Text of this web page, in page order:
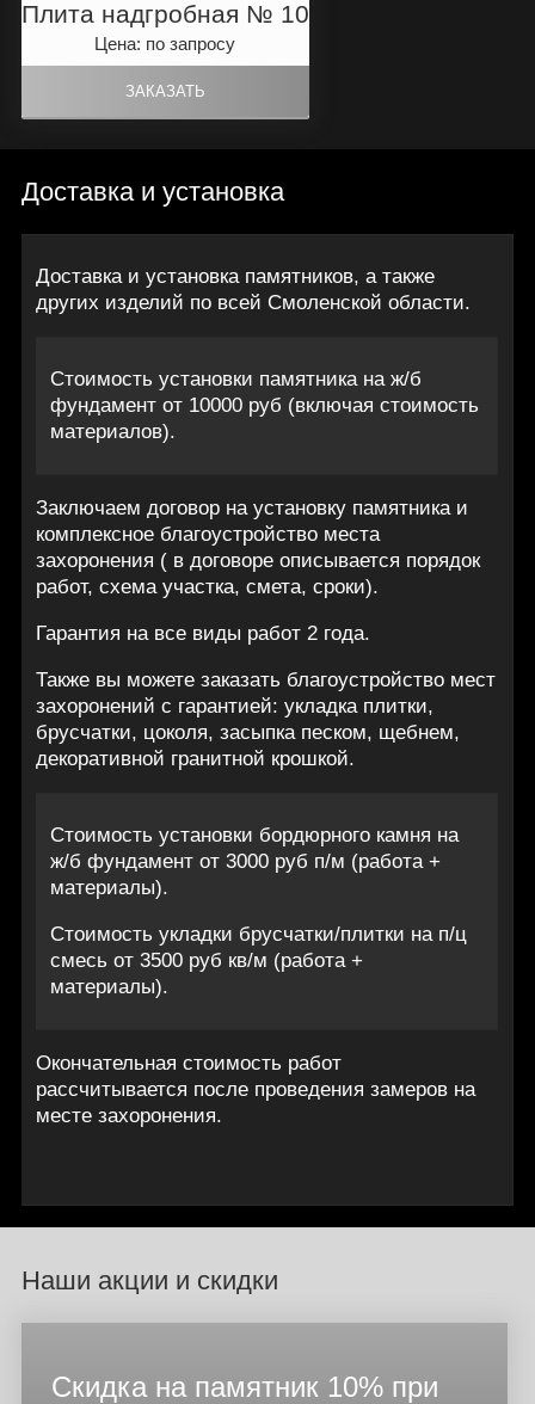
Плита надгробная № 10
Цена: по запросу
Доставка и установка
Доставка и установка памятников, а также
других изделий по всей Смоленской области.
Стоимость установки памятника на ж/б
фундамент от 10000 руб (включая стоимость
материалов).
Заключаем договор на установку памятника и
комплексное благоустройство места
захоронения ( в договоре описывается порядок
работ, схема участка, смета, сроки).
Гарантия на все виды работ 2 года.
Также вы можете заказать благоустройство мест
захоронений с гарантией: укладка плитки,
брусчатки, цоколя, засыпка песком, щебнем,
декоративной гранитной крошкой.
Стоимость установки бордюрного камня на
ж/б фундамент от 3000 руб п/м (работа +
материалы).
Стоимость укладки брусчатки/плитки на п/ц
смесь от 3500 руб кв/м (работа +
материалы).
Окончательная стоимость работ
рассчитывается после проведения замеров на
месте захоронения.
Наши акции и скидки
Скидка на памятник 10% при